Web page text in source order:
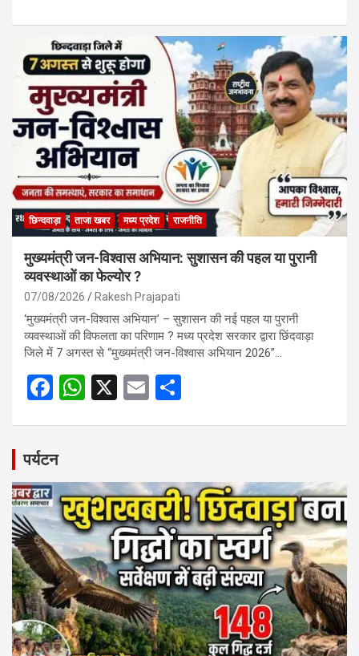
ce
b
o
o
k
at
s
A
p
p
ail ar
e
छिन्दवाड़ा ताजा खबर मध्य प्रदेश राजनीति
मुख्यमंत्री जन-विश्वास अभियान: सुशासन की पहल या पुरानी
व्यवस्थाओं का फेल्योर ?
07/08/2026 Rakesh Prajapati
‘मुख्यमंत्री जन-विश्वास अभियान’ – सुशासन की नई पहल या पुरानी
व्यवस्थाओं की विफलता का परिणाम ? मध्य प्रदेश सरकार द्वारा छिंदवाड़ा
जिले में 7 अगस्त से “मुख्यमंत्री जन-विश्वास अभियान 2026”…
F
b
o
o
k
W
A
p
p
X
E
पर्यटन